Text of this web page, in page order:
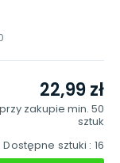
22,99 zł
przy zakupie min. 50
sztuk
Dostępne sztuki : 16